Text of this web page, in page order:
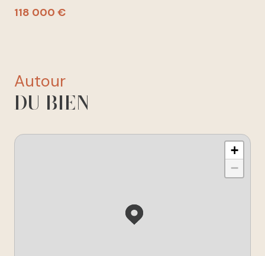
118 000 €
autour
DU BIEN
+
−